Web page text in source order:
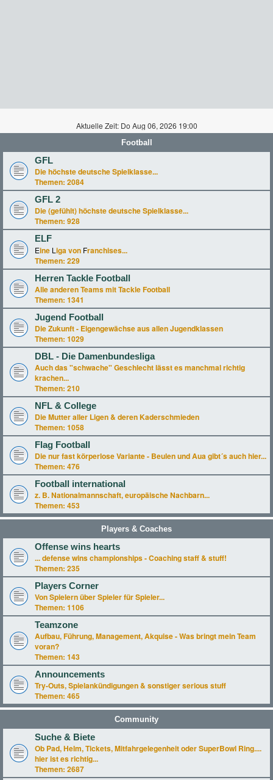
Aktuelle Zeit: Do Aug 06, 2026 19:00
Football
GFL
Die höchste deutsche Spielklasse...
Themen: 2084
GFL 2
Die (gefühlt) höchste deutsche Spielklasse...
Themen: 928
ELF
Eine L iga von Franchises...
Themen: 229
Herren Tackle Football
Alle anderen Teams mit Tackle Football
Themen: 1341
Jugend Football
Die Zukunft - Eigengewächse aus allen Jugendklassen
Themen: 1029
DBL - Die Damenbundesliga
Auch das "schwache" Geschlecht lässt es manchmal richtig
krachen...
Themen: 210
NFL & College
Die Mutter aller Ligen & deren Kaderschmieden
Themen: 1058
Flag Football
Die nur fast körperlose Variante - Beulen und Aua gibt´s auch hier...
Themen: 476
Football international
z. B. Nationalmannschaft, europäische Nachbarn...
Themen: 453
Players & Coaches
Offense wins hearts
... defense wins championships - Coaching staff & stuff!
Themen: 235
Players Corner
Von Spielern über Spieler für Spieler...
Themen: 1106
Teamzone
Aufbau, Führung, Management, Akquise - Was bringt mein Team
voran?
Themen: 143
Announcements
Try-Outs, Spielankündigungen & sonstiger serious stuff
Themen: 465
Community
Suche & Biete
Ob Pad, Helm, Tickets, Mitfahrgelegenheit oder SuperBowl Ring....
hier ist es richtig...
Themen: 2687